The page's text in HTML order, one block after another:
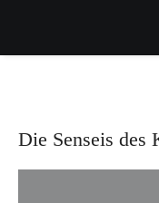
Die Senseis